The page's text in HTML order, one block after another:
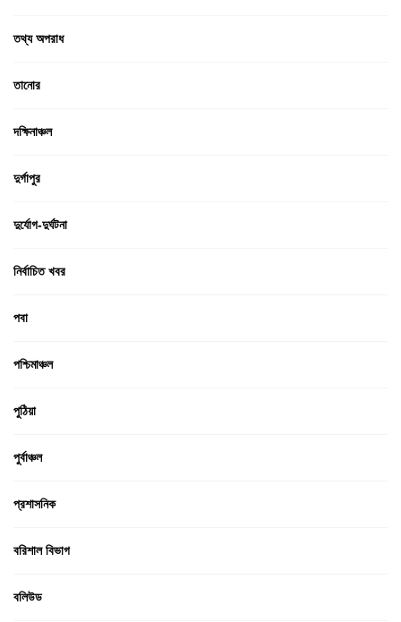
তথ্য অপরাধ
তানোর
দক্ষিনাঞ্চল
দুর্গাপুর
দুর্যোগ-দুর্ঘটনা
নির্বাচিত খবর
পবা
পশ্চিমাঞ্চল
পুঠিয়া
পুর্বাঞ্চল
প্রশাসনিক
বরিশাল বিভাগ
বলিউড